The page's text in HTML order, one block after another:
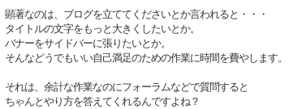
顕著なのは、ブログを立ててくださいとか言われると・・・
タイトルの文字をもっと大きくしたいとか。
バナーをサイドバーに張りたいとか。
そんなどうでもいい自己満足のための作業に時間を費やします。
それは、余計な作業なのにフォーラムなどで質問すると
ちゃんとやり方を答えてくれるんですよね？